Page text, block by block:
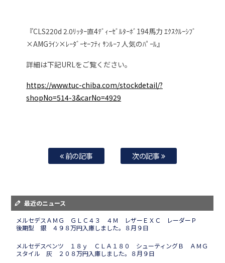
『CLS220d 2.0ﾘｯﾀｰ直4ﾃﾞｨｰｾﾞﾙﾀｰﾎﾞ194馬力 ｴｸｽｸﾙｰｼﾌﾞ
×AMGﾗｲﾝ×ﾚｰﾀﾞｰｾｰﾌﾃｨ ｻﾝﾙｰﾌ 人気のﾊﾟｰﾙ』
詳細は下記URLをご覧ください。
https://www.tuc-chiba.com/stockdetail/?
shopNo=514-3&carNo=4929
前の記事 次の記事
最近のニュース
メルセデスＡＭＧ ＧＬＣ４３ ４Ｍ レザーＥＸＣ レーダーＰ
後期型 銀 ４９８万円入庫しました。８月９日
メルセデスベンツ １８ｙ ＣＬＡ１８０ シューティングＢ ＡＭＧ
スタイル 灰 ２０８万円入庫しました。８月９日